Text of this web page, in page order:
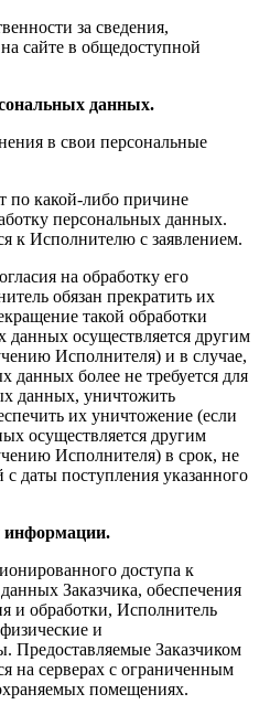
за сведения,
сайте в общедоступной
данных.
в свои персональные
по какой-либо причине
персональных данных.
к Исполнителю с заявлением.
на обработку его
обязан прекратить их
такой обработки
данных осуществляется другим
Исполнителя) и в случае,
данных более не требуется для
данных, уничтожить
их уничтожение (если
осуществляется другим
Исполнителя) в срок, не
даты поступления указанного
информации.
доступа к
Заказчика, обеспечения
и обработки, Исполнитель
и
Предоставляемые Заказчиком
на серверах с ограниченным
помещениях.